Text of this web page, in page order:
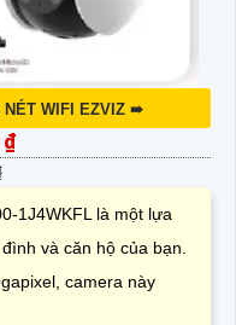
NÉT WIFI EZVIZ ➠
₫
1J4WKFL là một lựa
và căn hộ của bạn.
camera này